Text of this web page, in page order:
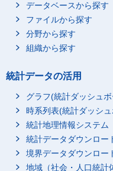
データベースから探す
ファイルから探す
分野から探す
組織から探す
統計データの活用
グラフ(統計ダッシュ
時系列表(統計ダッシ
統計地理情報システム
統計データダウンロー
境界データダウンロー
地域（社会・人口統計